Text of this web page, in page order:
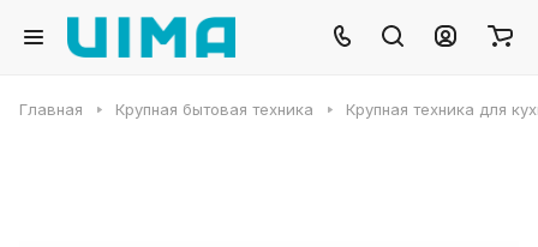
Главная Крупная бытовая техника Крупная техника для